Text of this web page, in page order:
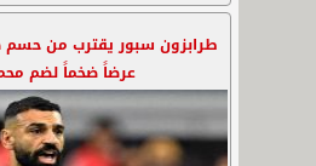
طرابزون سبور يقترب من حسم
عرضاً ضخماً لضم